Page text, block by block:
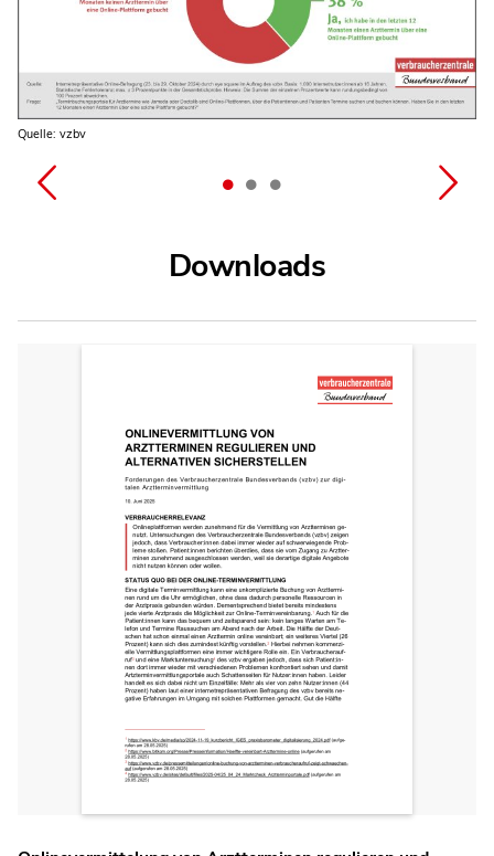
Quelle: vzbv
Quelle: vzbv
Quelle: vzbv
Downloads